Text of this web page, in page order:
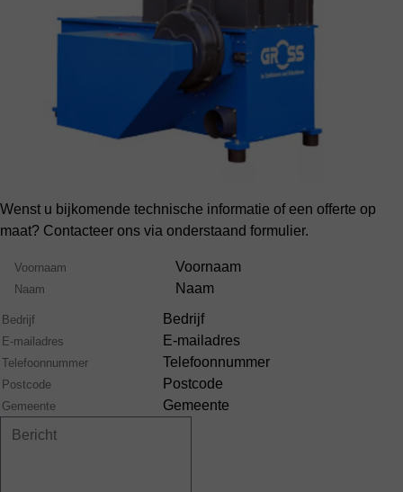
Wenst u bijkomende technische informatie of een offerte op
maat? Contacteer ons via onderstaand formulier.
Volledige
Naam
Voornaam
Naam
Bedrijf
E-mailadres
Telefoonnummer
Postcode
Gemeente